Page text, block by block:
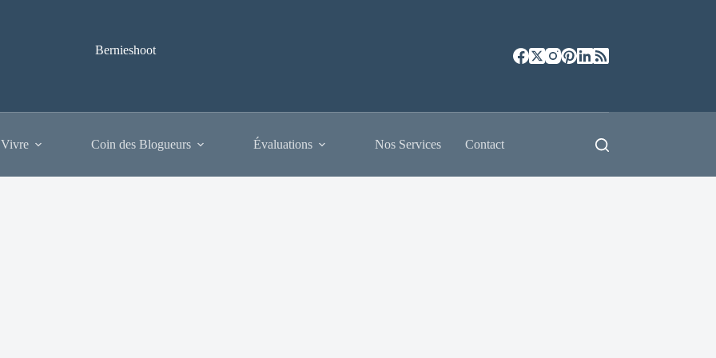
Bernieshoot
Coin des Blogueurs Évaluations Nos Services Contact